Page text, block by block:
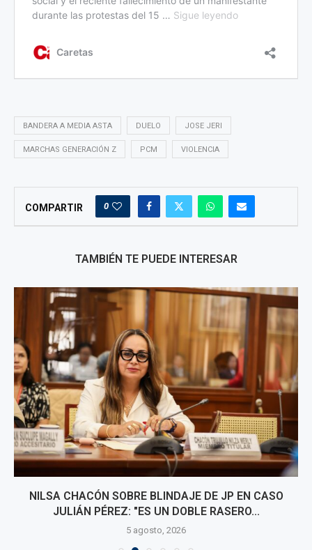
BANDERA A MEDIA ASTA DUELO JOSE JERI
MARCHAS GENERACIÓN Z PCM VIOLENCIA
COMPARTIR 0
TAMBIÉN TE PUEDE INTERESAR
NILSA CHACÓN SOBRE BLINDAJE DE JP EN CASO
JULIÁN PÉREZ: "ES UN DOBLE RASERO...
5 agosto, 2026